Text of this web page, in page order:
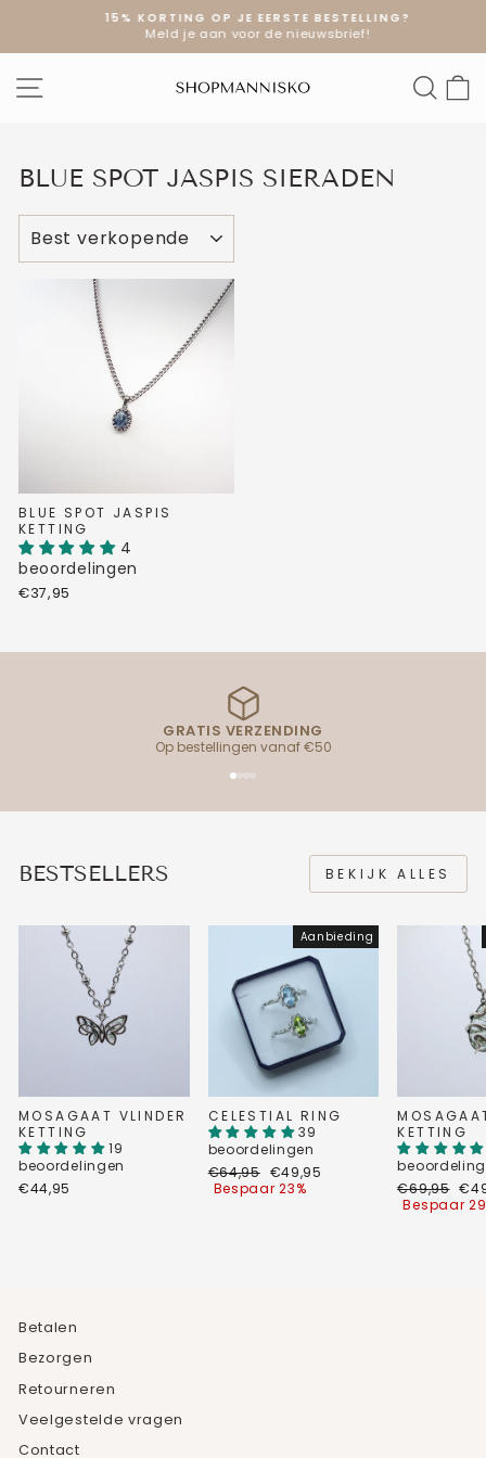
artikel
Diavoorstelling
15% KORTING OP JE EERSTE BESTELLING?
Meld je aan voor de nieuwsbrief!
SITE NAVIGATIE
BLUE SPOT JASPIS SIERADEN
SOORT
BLUE SPOT JASPIS
KETTING
4
beoordelingen
€37,95
GRATIS VERZENDING
Op bestellingen vanaf €50
BESTSELLERS BEKIJK ALLES
MOSAGAAT VLINDER
KETTING
19
beoordelingen
€44,95
Aanbieding
CELESTIAL RING
39
beoordelingen
Normale
prijs
€64,95 Verkoopprijs
€49,95
Bespaar 23%
KETTING
Normale
prijs
€69,95
Bespaar
Betalen
Bezorgen
Retourneren
Veelgestelde vragen
Contact